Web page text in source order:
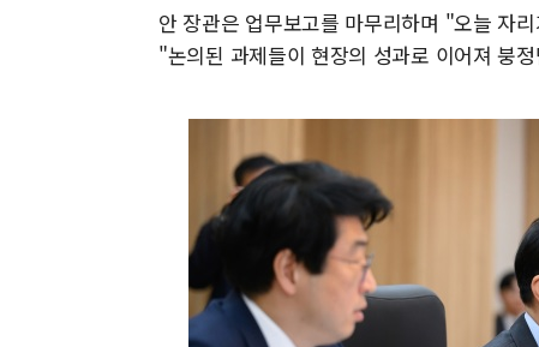
안 장관은 업무보고를 마무리하며 "오늘 자
"논의된 과제들이 현장의 성과로 이어져 붕